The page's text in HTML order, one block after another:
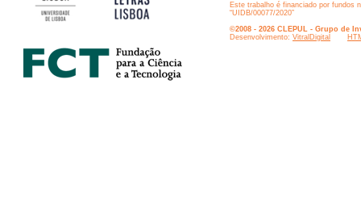
Este trabalho é financiado por fundos
“UIDB/00077/2020”
©2008 - 2026 CLEPUL - Grupo de
Desenvolvimento: VitralDigital